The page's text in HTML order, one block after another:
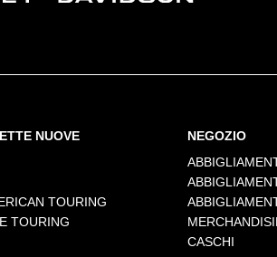
NUOVE
TOURING
TOURING
NEGOZIO
CASCHI